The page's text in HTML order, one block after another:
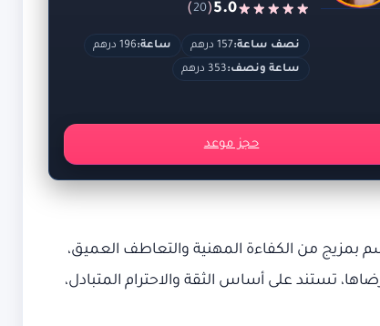
5.0
(
20
)
نصف ساعة:157 درهم ساعة:196 درهم
ساعة ونصف:353 درهم
حجز موعد
بمزيج من الكفاءة المهنية والتعاطف العميق،
تستند على أساس الثقة والاحترام المتبادل،